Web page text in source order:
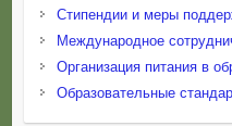
Стипендии и меры
Международное
Организация питания в
Образовательные